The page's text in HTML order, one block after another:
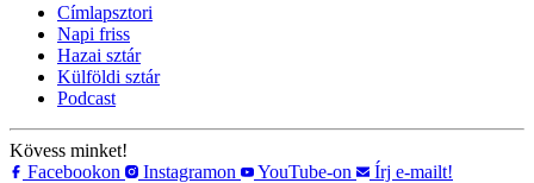
Címlapsztori
Napi friss
Hazai sztár
Külföldi sztár
Podcast
Kövess minket!
Facebookon
Instagramon YouTube-on Írj e-mailt!